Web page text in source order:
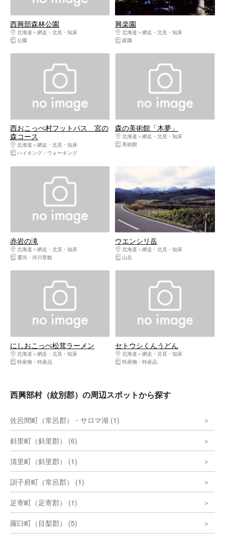
西興部森林公園
北海道
網走・北見・知床
公園
興楽園
北海道
網走・北見・知床
庭園
西おこっぺ村フットパス 宮の
森コース
北海道
網走・北見・知床
ハイキング・ウォーキング
森の美術館「木夢」
北海道
網走・北見・知床
美術館
赤岩の滝
北海道
網走・北見・知床
運河・河川景観
ウエンシリ岳
北海道
網走・北見・知床
山岳
にしおこっぺ松茸ラーメン
北海道
網走・北見・知床
特産物・特産品
セトウシくんうどん
北海道
網走・北見・知床
特産物・特産品
西興部村（紋別郡）の周辺スポットから探す
佐呂間町（常呂郡）・サロマ湖 (1)
斜里町（斜里郡） (6)
清里町（斜里郡） (1)
訓子府町（常呂郡） (1)
足寄町（足寄郡） (1)
羅臼町（目梨郡） (5)